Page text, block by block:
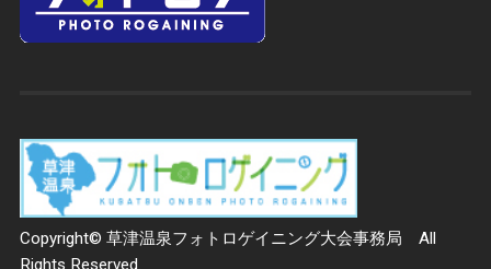
Copyright© 草津温泉フォトロゲイニング大会事務局 All
Rights Reserved.